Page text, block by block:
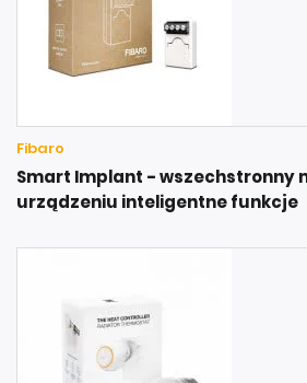
Fibaro
Smart Implant - wszechstronny
urządzeniu inteligentne funkcje